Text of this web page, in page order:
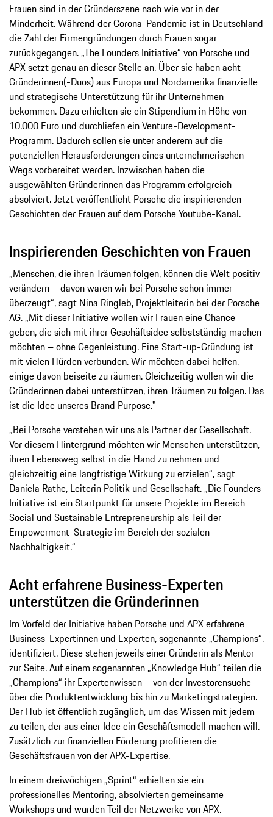
Frauen sind in der Gründerszene nach wie vor in der
Minderheit. Während der Corona-Pandemie ist in Deutschland
die Zahl der Firmengründungen durch Frauen sogar
zurückgegangen. „The Founders Initiative“ von Porsche und
APX setzt genau an dieser Stelle an. Über sie haben acht
Gründerinnen(-Duos) aus Europa und Nordamerika finanzielle
und strategische Unterstützung für ihr Unternehmen
bekommen. Dazu erhielten sie ein Stipendium in Höhe von
10.000 Euro und durchliefen ein Venture-Development-
Programm. Dadurch sollen sie unter anderem auf die
potenziellen Herausforderungen eines unternehmerischen
Wegs vorbereitet werden. Inzwischen haben die
ausgewählten Gründerinnen das Programm erfolgreich
absolviert. Jetzt veröffentlicht Porsche die inspirierenden
Geschichten der Frauen auf dem Porsche Youtube-Kanal.
Inspirierenden Geschichten von Frauen
„Menschen, die ihren Träumen folgen, können die Welt positiv
verändern – davon waren wir bei Porsche schon immer
überzeugt“, sagt Nina Ringleb, Projektleiterin bei der Porsche
AG. „Mit dieser Initiative wollen wir Frauen eine Chance
geben, die sich mit ihrer Geschäftsidee selbstständig machen
möchten – ohne Gegenleistung. Eine Start-up-Gründung ist
mit vielen Hürden verbunden. Wir möchten dabei helfen,
einige davon beiseite zu räumen. Gleichzeitig wollen wir die
Gründerinnen dabei unterstützen, ihren Träumen zu folgen. Das
ist die Idee unseres Brand Purpose."
„Bei Porsche verstehen wir uns als Partner der Gesellschaft.
Vor diesem Hintergrund möchten wir Menschen unterstützen,
ihren Lebensweg selbst in die Hand zu nehmen und
gleichzeitig eine langfristige Wirkung zu erzielen“, sagt
Daniela Rathe, Leiterin Politik und Gesellschaft. „Die Founders
Initiative ist ein Startpunkt für unsere Projekte im Bereich
Social und Sustainable Entrepreneurship als Teil der
Empowerment-Strategie im Bereich der sozialen
Nachhaltigkeit.“
Acht erfahrene Business-Experten
unterstützen die Gründerinnen
Im Vorfeld der Initiative haben Porsche und APX erfahrene
Business-Expertinnen und Experten, sogenannte „Champions“,
identifiziert. Diese stehen jeweils einer Gründerin als Mentor
zur Seite. Auf einem sogenannten „Knowledge Hub“ teilen die
„Champions“ ihr Expertenwissen – von der Investorensuche
über die Produktentwicklung bis hin zu Marketingstrategien.
Der Hub ist öffentlich zugänglich, um das Wissen mit jedem
zu teilen, der aus einer Idee ein Geschäftsmodell machen will.
Zusätzlich zur finanziellen Förderung profitieren die
Geschäftsfrauen von der APX-Expertise.
In einem dreiwöchigen „Sprint“ erhielten sie ein
professionelles Mentoring, absolvierten gemeinsame
Workshops und wurden Teil der Netzwerke von APX.